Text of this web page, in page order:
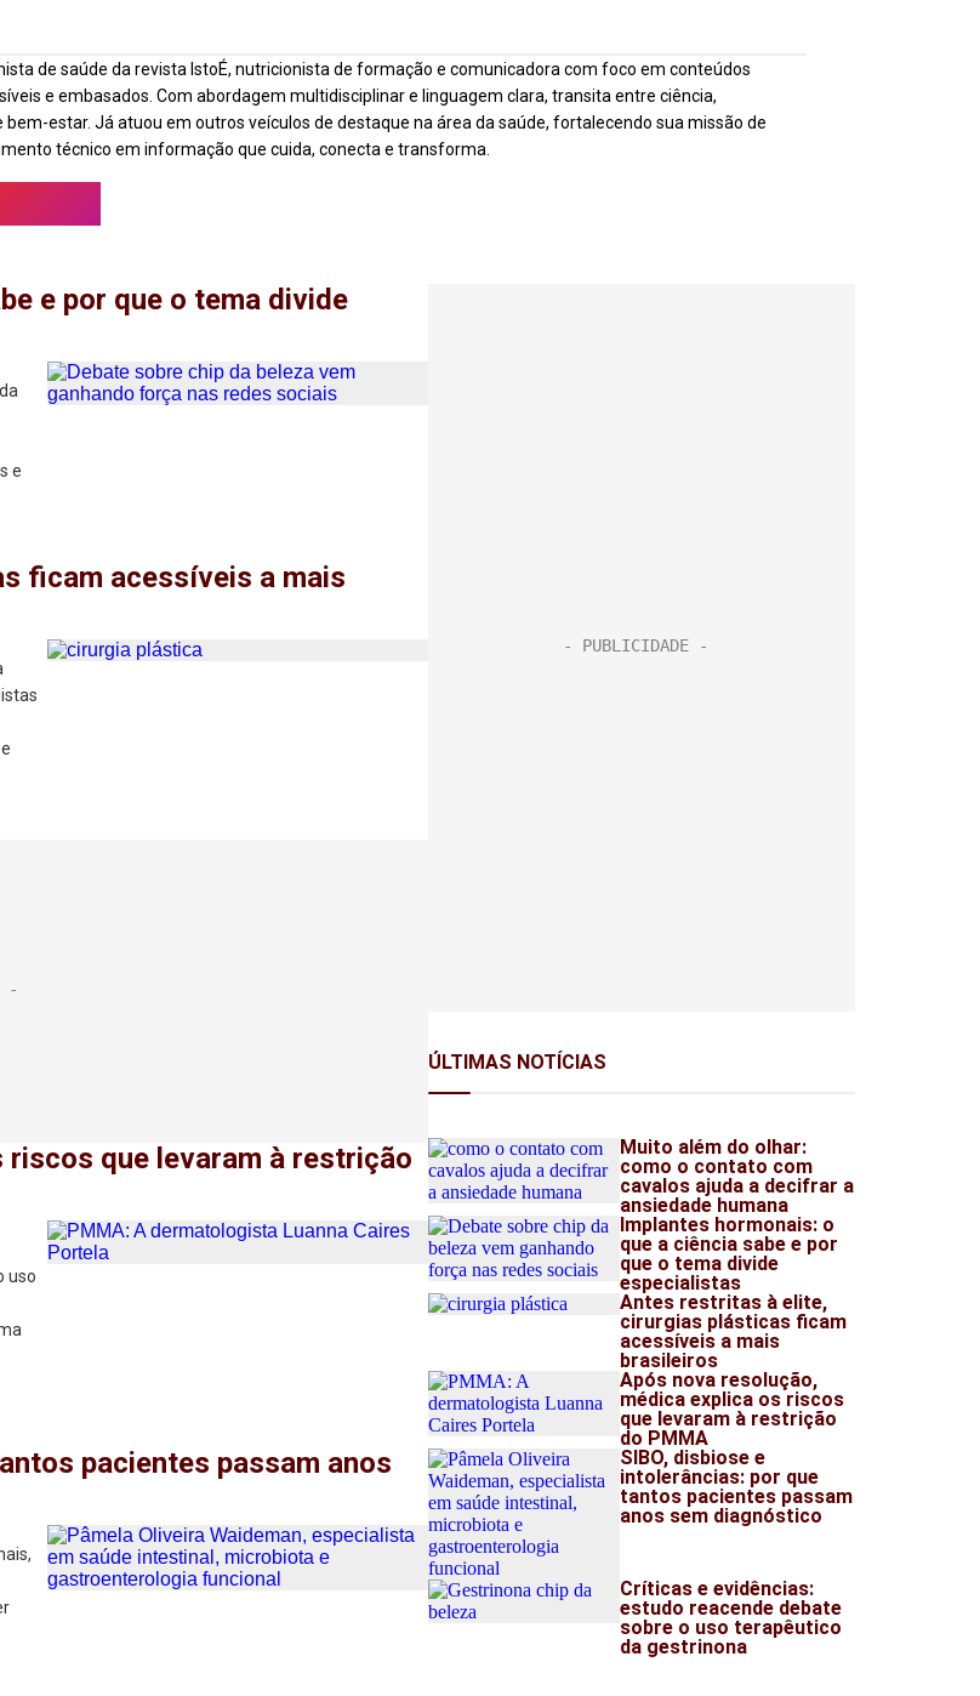
de saúde da revista IstoÉ, nutricionista de formação e comunicadora com foco em conteúdos
e embasados. Com abordagem multidisciplinar e linguagem clara, transita entre ciência,
estar. Já atuou em outros veículos de destaque na área da saúde, fortalecendo sua missão de
técnico em informação que cuida, conecta e transforma.
e por que o tema divide
e
ficam acessíveis a mais
que levaram à restrição
uso
pacientes passam anos